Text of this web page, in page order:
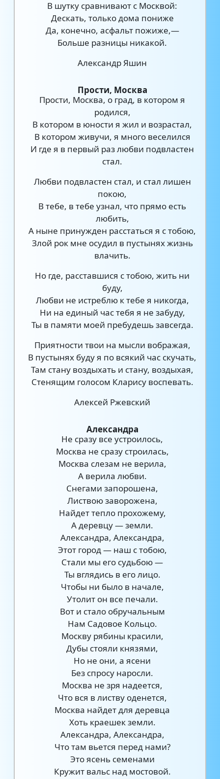
В шутку сравнивают с Москвой:
Дескать, только дома пониже
Да, конечно, асфальт пожиже,—
Больше разницы никакой.
Александр Яшин
Прости, Москва
Прости, Москва, о град, в котором я
родился,
В котором в юности я жил и возрастал,
В котором живучи, я много веселился
И где я в первый раз любви подвластен
стал.
Любви подвластен стал, и стал лишен
покою,
В тебе, в тебе узнал, что прямо есть
любить,
А ныне принужден расстаться я с тобою,
Злой рок мне осудил в пустынях жизнь
влачить.
Но где, расставшися с тобою, жить ни
буду,
Любви не истреблю к тебе я никогда,
Ни на единый час тебя я не забуду,
Ты в памяти моей пребудешь завсегда.
Приятности твои на мысли вображая,
В пустынях буду я по всякий час скучать,
Там стану воздыхать и стану, воздыхая,
Стенящим голосом Кларису воспевать.
Алексей Ржевский
Александра
Не сразу все устроилось,
Москва не сразу строилась,
Москва слезам не верила,
А верила любви.
Снегами запорошена,
Листвою заворожена,
Найдет тепло прохожему,
А деревцу — земли.
Александра, Александра,
Этот город — наш с тобою,
Стали мы его судьбою —
Ты вглядись в его лицо.
Чтобы ни было в начале,
Утолит он все печали.
Вот и стало обручальным
Нам Садовое Кольцо.
Москву рябины красили,
Дубы стояли князями,
Но не они, а ясени
Без спросу наросли.
Москва не зря надеется,
Что вся в листву оденется,
Москва найдет для деревца
Хоть краешек земли.
Александра, Александра,
Что там вьется перед нами?
Это ясень семенами
Кружит вальс над мостовой.